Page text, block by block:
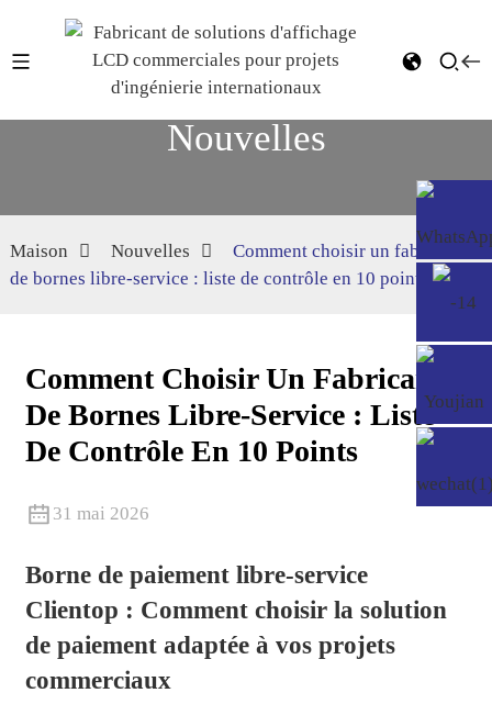
Nouvelles
Maison Nouvelles
Comment choisir un fabricant
de bornes libre-service : liste de contrôle en 10 points
Comment Choisir Un Fabricant
De Bornes Libre-Service : Liste
De Contrôle En 10 Points
31 mai 2026
Borne de paiement libre-service
Clientop : Comment choisir la solution
de paiement adaptée à vos projets
commerciaux